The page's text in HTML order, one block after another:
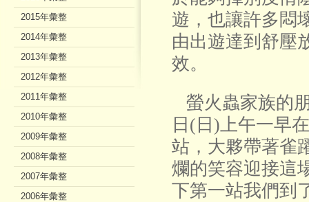
遊，也讓許多悶
由出遊達到舒壓
效。
螢火蟲家族的
日(日)上午一早
站，大夥帶著雀
爛的笑容迎接這
下第一站我們到
2015年彙整
2014年彙整
2013年彙整
2012年彙整
2011年彙整
2010年彙整
2009年彙整
2008年彙整
2007年彙整
2006年彙整